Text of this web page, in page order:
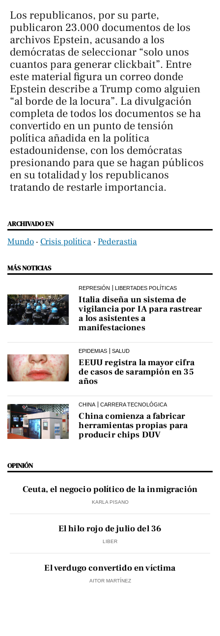
Los republicanos, por su parte,
publicaron 23.000 documentos de los
archivos Epstein, acusando a los
demócratas de seleccionar “solo unos
cuantos para generar clickbait”. Entre
este material figura un correo donde
Epstein describe a Trump como alguien
“al borde de la locura”. La divulgación
completa de todos los documentos se ha
convertido en un punto de tensión
política añadida en la política
estadounidense, con los demócratas
presionando para que se hagan públicos
en su totalidad y los republicanos
tratando de restarle importancia.
ARCHIVADO EN
Mundo ‧ Crisis política ‧ Pederastia
MÁS NOTICIAS
REPRESIÓN LIBERTADES POLÍTICAS
Italia diseña un sistema de
vigilancia por IA para rastrear
a los asistentes a
manifestaciones
EPIDEMIAS SALUD
EEUU registra la mayor cifra
de casos de sarampión en 35
años
CHINA CARRERA TECNOLÓGICA
China comienza a fabricar
herramientas propias para
producir chips DUV
OPINIÓN
Ceuta, el negocio político de la inmigración
KARLA PISANO
El hilo rojo de julio del 36
LIBER
El verdugo convertido en víctima
AITOR MARTÍNEZ